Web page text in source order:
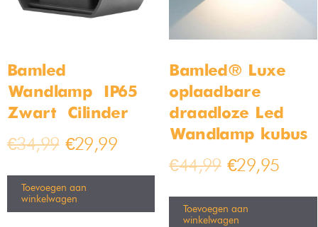
Bamled
Wandlamp – IP65 –
Zwart – Cilinder
€34,99 €29,99
Toevoegen aan
winkelwagen
Bamled® Luxe
oplaadbare
draadloze Led
Wandlamp kubus
€44,99 €29,95
Toevoegen aan
winkelwagen